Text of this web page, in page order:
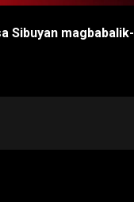
Sibuyan magbabalik-